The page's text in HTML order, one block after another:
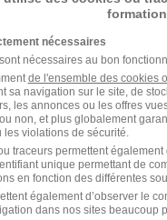
les-Bains - 70
nécessaires
nécessaires au bon
de l'ensemble des cookies
sa navigation sur le site, de
les annonces ou les offres
non, et plus globalement
violations de sécurité.
traceurs permettent
unique permettant de
en fonction des différentes
également d’observer le
dans nos sites beaucoup